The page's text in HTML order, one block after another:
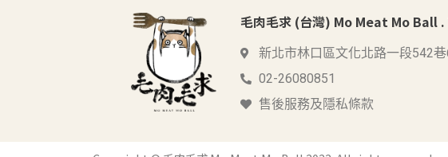
毛肉毛求 (台灣) Mo Meat Mo Ball
新北市林口區文化北路一段542
02-26080851
售後服務及隱私條款